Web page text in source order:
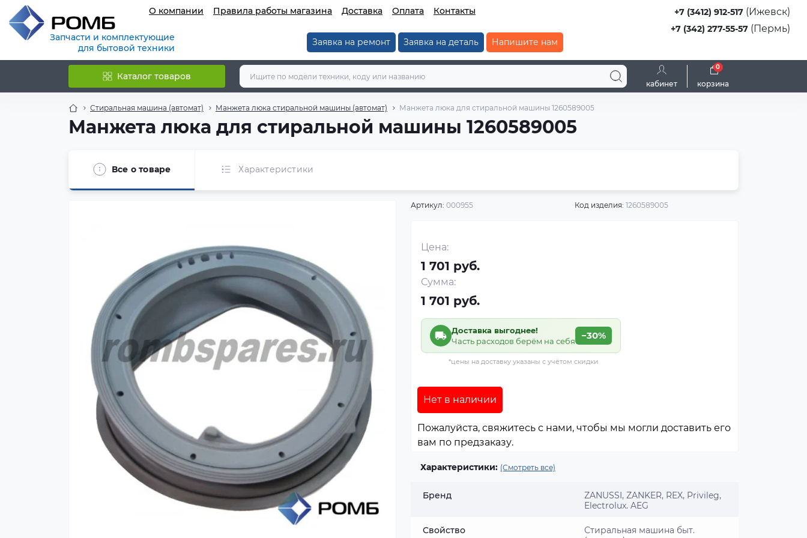
Запчасти и комплектующие
для бытовой техники
О компании Правила работы магазина Доставка Оплата Контакты
Заявка на ремонт Заявка на деталь Напишите нам
+7 (3412) 912-517 (Ижевск)
+7 (342) 277-55-57 (Пермь)
Каталог товаров
кабинет корзина
0
Стиральная машина (автомат) Манжета люка стиральной машины (автомат) Манжета люка для стиральной машины 1260589005
Манжета люка для стиральной машины 1260589005
Все о товаре Характеристики
Артикул: 000955 Код изделия: 1260589005
Цена:
1 701 руб.
Сумма:
1 701 руб.
Доставка выгоднее!
Часть расходов берём на себя
−30%
*цены на доставку указаны с учётом скидки
Нет в наличии
Пожалуйста, свяжитесь с нами, чтобы мы могли доставить его
вам по предзаказу.
Характеристики: (Смотреть все)
Бренд
ZANUSSI, ZANKER, REX, Privileg,
Electrolux, AEG
Свойство
Стиральная машина быт.